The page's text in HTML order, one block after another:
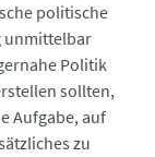
politische
unmittelbar
Politik
sollten,
Aufgabe, auf
zu